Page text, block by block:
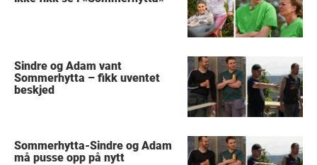
Sindre og Adam vant
Sommerhytta – fikk uventet
beskjed
Sommerhytta-Sindre og Adam
må pusse opp på nytt